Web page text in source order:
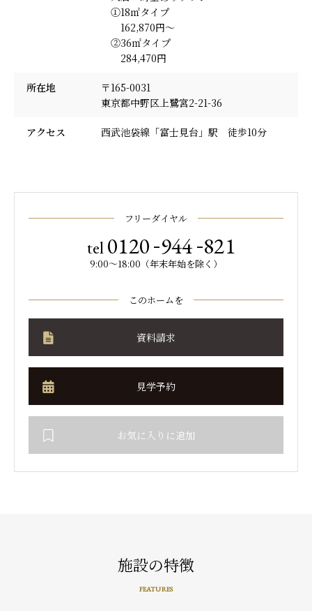
①18㎡タイプ
162,870円～
②36㎡タイプ
284,470円
所在地
〒165-0031
東京都中野区上鷺宮2-21-36
アクセス 西武池袋線「富士見台」駅 徒歩10分
フリーダイヤル
tel0120-944-821
9:00～18:00（年末年始を除く）
このホームを
資料請求
見学予約
お気に入りに追加
施設の特徴
FEATURES